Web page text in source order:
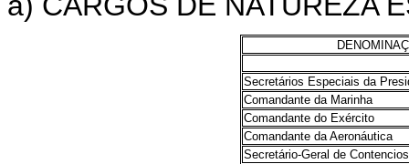
Secretários Especiais da
Comandante da Marinha
Comandante do Exército
Comandante da Aeronáutica
Secretário-Geral de